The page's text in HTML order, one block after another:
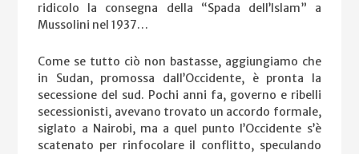
ridicolo la consegna della “Spada dell’Islam” a
Mussolini nel 1937…
Come se tutto ciò non bastasse, aggiungiamo che
in Sudan, promossa dall’Occidente, è pronta la
secessione del sud. Pochi anni fa, governo e ribelli
secessionisti, avevano trovato un accordo formale,
siglato a Nairobi, ma a quel punto l’Occidente s’è
scatenato per rinfocolare il conflitto, speculando